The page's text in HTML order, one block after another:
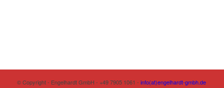
© Copyright - Engelhardt GmbH - +49 7905 1061 - info(at)engelhardt-gmbh.de